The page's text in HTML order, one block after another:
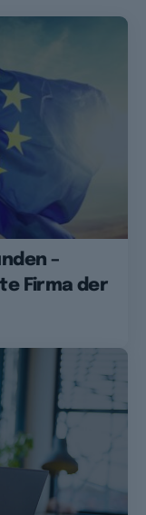
–
Firma der